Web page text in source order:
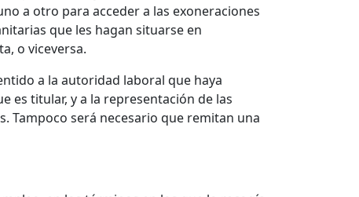
a otro para acceder a las exoneraciones
que les hagan situarse en
o viceversa.
a la autoridad laboral que haya
es titular, y a la representación de las
Tampoco será necesario que remitan una